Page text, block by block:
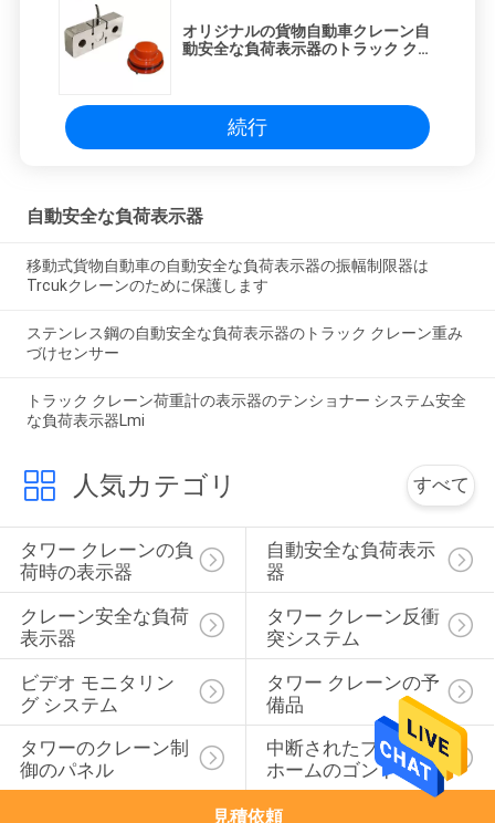
オリジナルの貨物自動車クレーン自
動安全な負荷表示器のトラック クレ
続行
自動安全な負荷表示器
移動式貨物自動車の自動安全な負荷表示器の振幅制限器は
Trcukクレーンのために保護します
ステンレス鋼の自動安全な負荷表示器のトラック クレーン重み
づけセンサー
トラック クレーン荷重計の表示器のテンショナー システム安全
な負荷表示器Lmi
人気カテゴリ すべて
タワー クレーンの負
荷時の表示器
自動安全な負荷表示
器
クレーン安全な負荷
表示器
タワー クレーン反衝
突システム
ビデオ モニタリン
グ システム
タワー クレーンの予
備品
タワーのクレーン制
御のパネル
中断されたプラット
ホームのゴンドラ
見積依頼